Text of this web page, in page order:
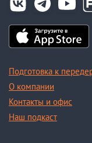
Подготовка к
О компании
Контакты и офис
Наш подкаст